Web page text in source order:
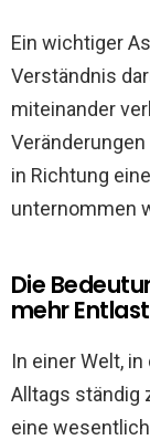
Ein wichtiger
Verständnis
miteinander
in Richtung
unternommen
Die
mehr
In einer Welt,
Alltags ständig
eine